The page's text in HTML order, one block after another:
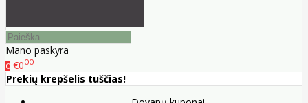
Mano paskyra
0 €000
Prekių krepšelis tuščias!